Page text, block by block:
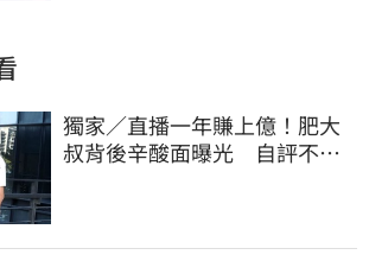
獨家／直播一年賺上億！肥大
叔背後辛酸面曝光 自評不及